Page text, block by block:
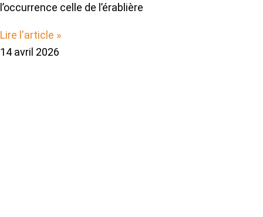
l’occurrence celle de l’érablière
Lire l'article »
14 avril 2026